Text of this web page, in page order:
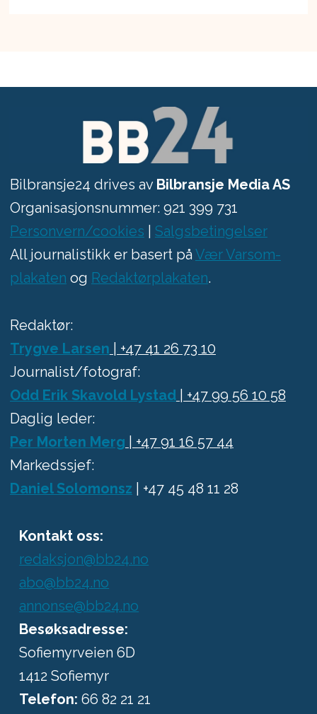
Bilbransje24 drives av Bilbransje Media AS
Organisasjonsnummer: 921 399 731
Personvern/cookies
Salgsbetingelser
All journalistikk er basert på Vær Varsom-
plakaten og Redaktørplakaten.
Redaktør:
Trygve Larsen | +47 41 26 73 10
Journalist/fotograf:
Odd Erik Skavold Lystad| +47 99 56 10 58
Daglig leder:
Per Morten Merg | +47 91 16 57 44
Markedssjef:
Daniel Solomonsz | +47 45 48 11 28
Kontakt oss:
redaksjon@bb24.no
abo@bb24.no
annonse@bb24.no
Besøksadresse:
Sofiemyrveien 6D
1412 Sofiemyr
Telefon:66 82 21 21